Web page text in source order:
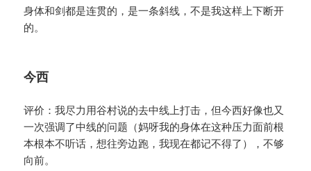
身体和剑都是连贯的，是一条斜线，不是我这样上下断开
的。
今西
评价：我尽力用谷村说的去中线上打击，但今西好像也又
一次强调了中线的问题（妈呀我的身体在这种压力面前根
本根本不听话，想往旁边跑，我现在都记不得了），不够
向前。